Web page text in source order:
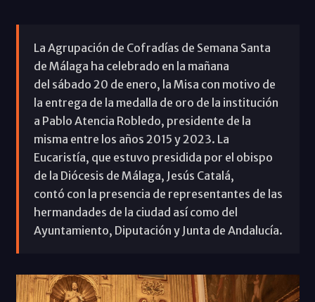
La Agrupación de Cofradías de Semana Santa
de Málaga ha celebrado en la mañana
del sábado 20 de enero, la Misa con motivo de
la entrega de la medalla de oro de la institución
a Pablo Atencia Robledo, presidente de la
misma entre los años 2015 y 2023. La
Eucaristía, que estuvo presidida por el obispo
de la Diócesis de Málaga, Jesús Catalá,
contó con la presencia de representantes de las
hermandades de la ciudad así como del
Ayuntamiento, Diputación y Junta de Andalucía.